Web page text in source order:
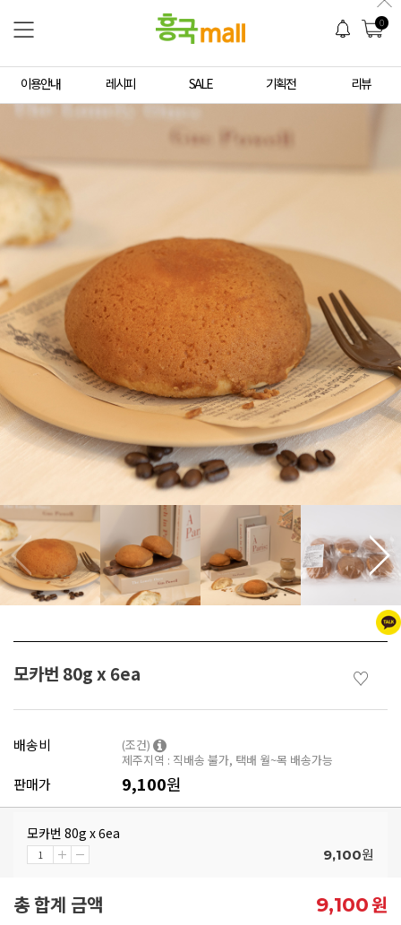
0
이용안내 레시피 SALE 기획전 리뷰
모카번 80g x 6ea ♡
배송비
(조건)
제주지역 : 직배송 불가, 택배 월~목 배송가능
판매가 9,100원
모카번 80g x 6ea
9,100원
총 합계 금액 9,100원